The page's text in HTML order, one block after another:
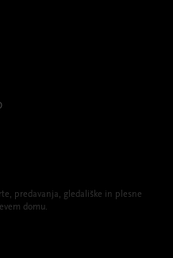
predavanja, gledališke in plesne
domu.